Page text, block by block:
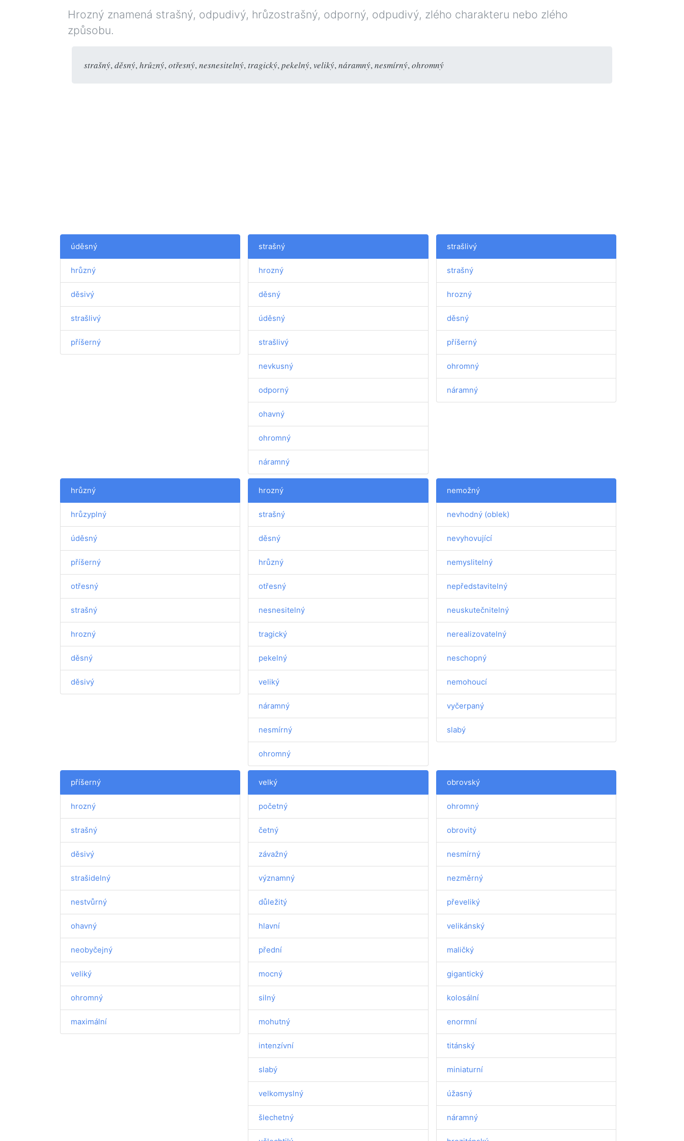
Hrozný znamená strašný, odpudivý, hrůzostrašný, odporný, odpudivý, zlého charakteru nebo zlého
způsobu.
strašný, děsný, hrůzný, otřesný, nesnesitelný, tragický, pekelný, veliký, náramný, nesmírný, ohromný
úděsný
hrůzný
děsivý
strašlivý
příšerný
strašný
hrozný
děsný
úděsný
strašlivý
nevkusný
odporný
ohavný
ohromný
náramný
strašlivý
strašný
hrozný
děsný
příšerný
ohromný
náramný
hrůzný
hrůzyplný
úděsný
příšerný
otřesný
strašný
hrozný
děsný
děsivý
hrozný
strašný
děsný
hrůzný
otřesný
nesnesitelný
tragický
pekelný
veliký
náramný
nesmírný
ohromný
nemožný
nevhodný (oblek)
nevyhovující
nemyslitelný
nepředstavitelný
neuskutečnitelný
nerealizovatelný
neschopný
nemohoucí
vyčerpaný
slabý
příšerný
hrozný
strašný
děsivý
strašidelný
nestvůrný
ohavný
neobyčejný
veliký
ohromný
maximální
velký
početný
četný
závažný
významný
důležitý
hlavní
přední
mocný
silný
mohutný
intenzívní
slabý
velkomyslný
šlechetný
obrovský
ohromný
obrovitý
nesmírný
nezměrný
převeliký
velikánský
maličký
gigantický
kolosální
enormní
titánský
miniaturní
úžasný
náramný